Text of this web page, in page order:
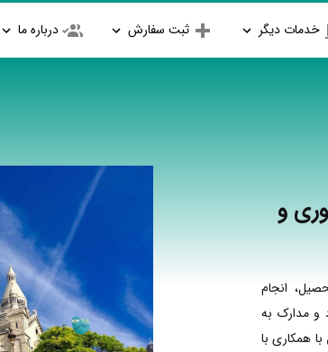
خدمات دیگر ثبت سفارش درباره ما
و
انجام
و مدارک به
همکاری با